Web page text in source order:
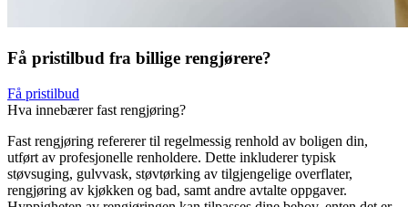
Få pristilbud fra billige rengjørere?
Få pristilbud
Hva innebærer fast rengjøring?
Fast rengjøring refererer til regelmessig renhold av boligen din,
utført av profesjonelle renholdere. Dette inkluderer typisk
støvsuging, gulvvask, støvtørking av tilgjengelige overflater,
rengjøring av kjøkken og bad, samt andre avtalte oppgaver.